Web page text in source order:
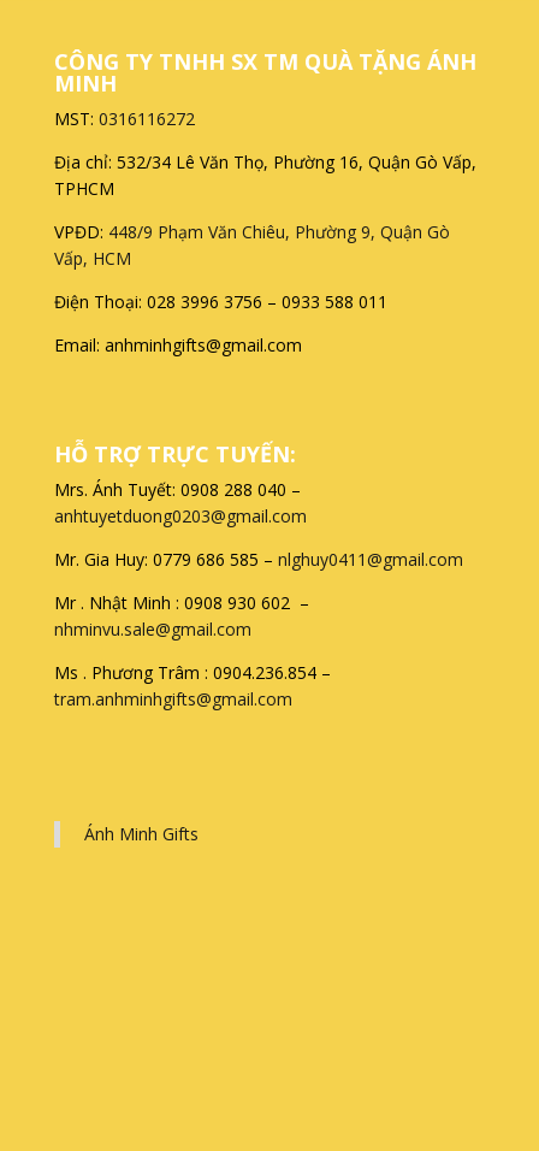
CÔNG TY TNHH SX TM QUÀ TẶNG ÁNH
MINH
MST: 0316116272
Địa chỉ: 532/34 Lê Văn Thọ, Phường 16, Quận Gò Vấp,
TPHCM
VPĐD: 448/9 Phạm Văn Chiêu, Phường 9, Quận Gò
Vấp, HCM
Điện Thoại: 028 3996 3756 – 0933 588 011
Email: anhminhgifts@gmail.com
HỖ TRỢ TRỰC TUYẾN:
Mrs. Ánh Tuyết: 0908 288 040 –
anhtuyetduong0203@gmail.com
Mr. Gia Huy: 0779 686 585 – nlghuy0411@gmail.com
Mr . Nhật Minh : 0908 930 602 –
nhminvu.sale@gmail.com
Ms . Phương Trâm : 0904.236.854 –
tram.anhminhgifts@gmail.com
Ánh Minh Gifts